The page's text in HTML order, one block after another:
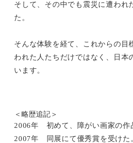
そして、その中でも震災に遭われ
た。
そんな体験を経て、これからの目
われた人たちだけではなく、日本
います。
＜略歴追記＞
2006年 初めて、障がい画家の作
2007年 同展にて優秀賞を受けた